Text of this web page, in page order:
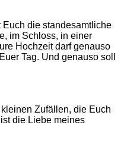
die standesamtliche
im Schloss, in einer
Hochzeit darf genauso
Tag. Und genauso soll
Zufällen, die Euch
die Liebe meines